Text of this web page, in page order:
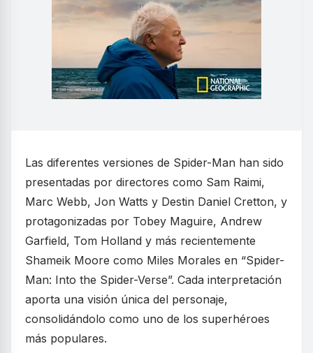
Las diferentes versiones de Spider-Man han sido
presentadas por directores como Sam Raimi,
Marc Webb, Jon Watts y Destin Daniel Cretton, y
protagonizadas por Tobey Maguire, Andrew
Garfield, Tom Holland y más recientemente
Shameik Moore como Miles Morales en “Spider-
Man: Into the Spider-Verse”. Cada interpretación
aporta una visión única del personaje,
consolidándolo como uno de los superhéroes
más populares.